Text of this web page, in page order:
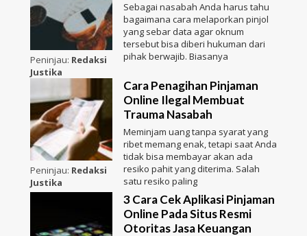
Peninjau: Redaksi
Justika
Sebagai nasabah Anda harus tahu
bagaimana cara melaporkan pinjol
yang sebar data agar oknum
tersebut bisa diberi hukuman dari
pihak berwajib. Biasanya
Peninjau: Redaksi
Justika
Cara Penagihan Pinjaman
Online Ilegal Membuat
Trauma Nasabah
Meminjam uang tanpa syarat yang
ribet memang enak, tetapi saat Anda
tidak bisa membayar akan ada
resiko pahit yang diterima. Salah
satu resiko paling
3 Cara Cek Aplikasi Pinjaman
Online Pada Situs Resmi
Otoritas Jasa Keuangan